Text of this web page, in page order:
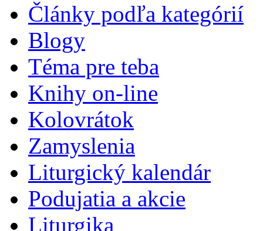
Články podľa kategórií
Blogy
Téma pre teba
Knihy on-line
Kolovrátok
Zamyslenia
Liturgický kalendár
Podujatia a akcie
Liturgika